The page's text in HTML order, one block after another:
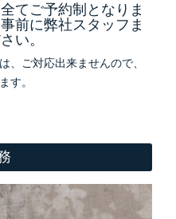
てご予約制となりま
前に弊社スタッフま
い。
、ご対応出来ませんので、
す。